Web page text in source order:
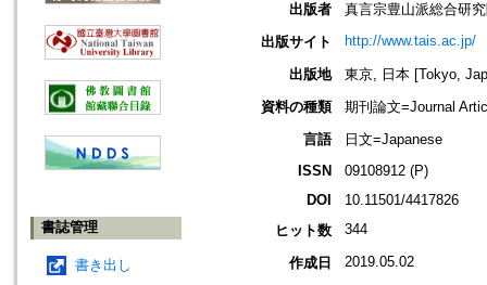
書誌管理
書き出し
出版者
真言宗豊山派総合研
出版サイト
http://www.tais.ac.jp/
出版地
東京, 日本 [Tokyo,
資料の種類
期刊論文=Journal
言語
日文=Japanese
ISSN
09108912 (P)
DOI
10.11501/4417826
ヒット数
344
作成日 2019.05.02